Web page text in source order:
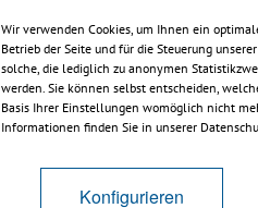
Wir verwenden Cookies, um Ihnen ein
Betrieb der Seite und für die Steuerung
solche, die lediglich zu anonymen
werden. Sie können selbst entscheiden,
Basis Ihrer Einstellungen womöglich nicht
Informationen finden Sie in unserer
Konfigurieren